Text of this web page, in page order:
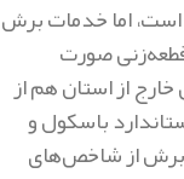
اما خدمات برش
صورت
از استان هم از
باسکول و
برش از شاخص‌های